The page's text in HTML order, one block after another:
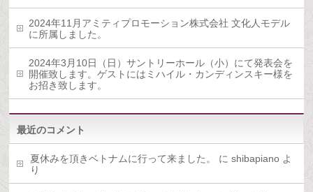
2024年11月アミティプロモーション株式会社 文化人モデル
に所属しました。
2024年3月10日（日）サントリーホール（小）にて発表会を
開催致します。ゲストにはミハイル・カンディンスキー様を
お招き致します。
最近のコメント
夏休みを頂きベトナムに行って来ました。 にshibapiano よ
り